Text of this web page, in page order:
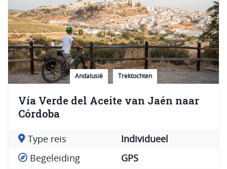
Andalusië Trektochten
Vía Verde del Aceite van Jaén naar
Córdoba
Type reis Individueel
Begeleiding GPS